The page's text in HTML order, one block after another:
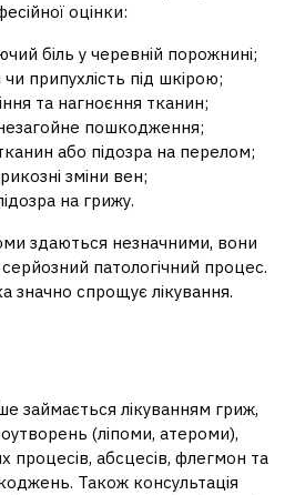
оцінки:
біль у черевній порожнині;
припухлість під шкірою;
та нагноєння тканин;
пошкодження;
або підозра на перелом;
зміни вен;
на грижу.
здаються незначними, вони
патологічний процес.
значно спрощує лікування.
займається лікуванням гриж,
(ліпоми, атероми),
процесів, абсцесів, флегмон та
Також консультація